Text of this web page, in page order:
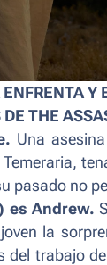
Y
DE THE
Una
pasado no
es Andrew.
la
trabajo